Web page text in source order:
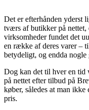
Det er efterhånden yderst
tværs af butikker på nettet,
virksomheder fundet det
en række af deres varer –
betydeligt, og endda
Dog kan det til hver en tid
på nettet efter tilbud på
køber, således at man
pris.